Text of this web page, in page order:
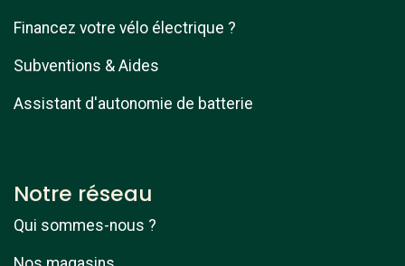
Financez votre vélo électrique ?
Subventions & Aides
Assistant d'autonomie de batterie
Notre réseau
Qui sommes-nous ?